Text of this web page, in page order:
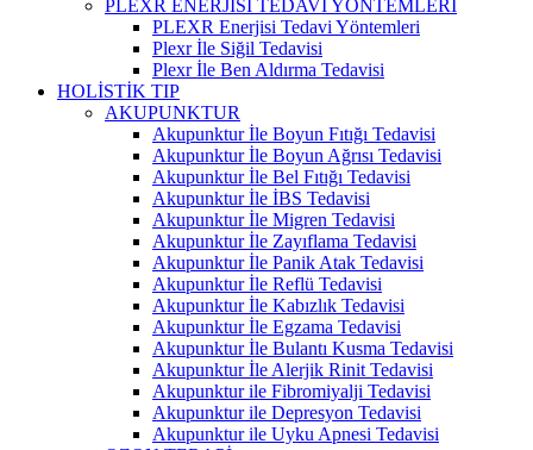
PLEXR ENERJİSİ TEDAVİ YÖNTEMLERİ
PLEXR Enerjisi Tedavi Yöntemleri
Plexr İle Siğil Tedavisi
Plexr İle Ben Aldırma Tedavisi
HOLİSTİK TIP
AKUPUNKTUR
Akupunktur İle Boyun Fıtığı Tedavisi
Akupunktur İle Boyun Ağrısı Tedavisi
Akupunktur İle Bel Fıtığı Tedavisi
Akupunktur İle İBS Tedavisi
Akupunktur İle Migren Tedavisi
Akupunktur İle Zayıflama Tedavisi
Akupunktur İle Panik Atak Tedavisi
Akupunktur İle Reflü Tedavisi
Akupunktur İle Kabızlık Tedavisi
Akupunktur İle Egzama Tedavisi
Akupunktur İle Bulantı Kusma Tedavisi
Akupunktur İle Alerjik Rinit Tedavisi
Akupunktur ile Fibromiyalji Tedavisi
Akupunktur ile Depresyon Tedavisi
Akupunktur ile Uyku Apnesi Tedavisi